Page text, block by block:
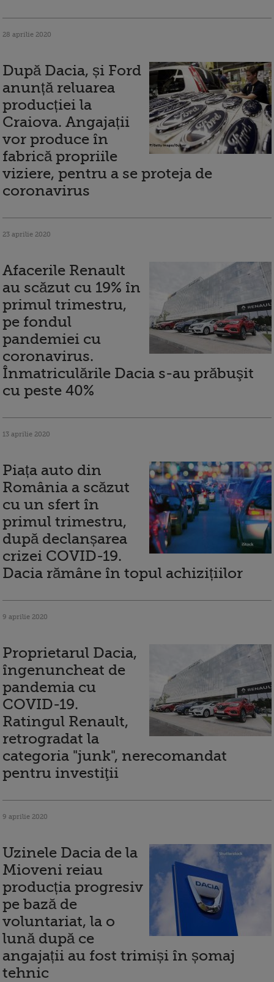
28 aprilie 2020
După Dacia, și Ford
anunță reluarea
producției la
Craiova. Angajații
vor produce în
fabrică propriile
viziere, pentru a se proteja de
coronavirus
23 aprilie 2020
Afacerile Renault
au scăzut cu 19% în
primul trimestru,
pe fondul
pandemiei cu
coronavirus.
Înmatriculările Dacia s-au prăbuşit
cu peste 40%
13 aprilie 2020
Piața auto din
România a scăzut
cu un sfert în
primul trimestru,
după declanșarea
crizei COVID-19.
Dacia rămâne în topul achizițiilor
9 aprilie 2020
Proprietarul Dacia,
îngenuncheat de
pandemia cu
COVID-19.
Ratingul Renault,
retrogradat la
categoria "junk", nerecomandat
pentru investiţii
9 aprilie 2020
Uzinele Dacia de la
Mioveni reiau
producția progresiv
pe bază de
voluntariat, la o
lună după ce
angajații au fost trimiși în șomaj
tehnic